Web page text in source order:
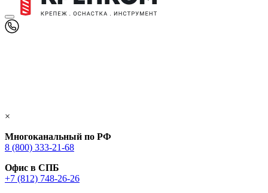
×
Многоканальный по РФ
8 (800) 333‑21-68
Офис в СПБ
+7 (812) 748‑26-26